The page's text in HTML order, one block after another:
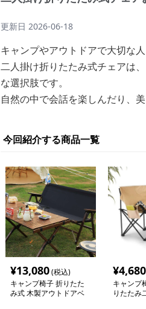
更新日 2026-06-18
キャンプやアウトドアで大切な
二人掛け折りたたみ式チェアは
な選択肢です。
自然の中で会話を楽しんだり、
今回紹介する商品一覧
¥13,080(税込)
キャンプ椅子 折りたた
み式 木製アウトドアベ
¥4,680
キャンプ
りたたみ